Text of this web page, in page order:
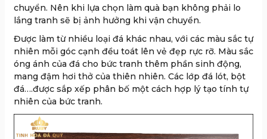
chuyển. Nên khi lựa chọn làm quà bạn không phải lo
lắng tranh sẽ bị ảnh hưởng khi vận chuyển.
Được làm từ nhiều loại đá khác nhau, với các màu sắc tự
nhiên mỗi góc cạnh đều toát lên vẻ đẹp rực rỡ. Màu sắc
óng ánh của đá cho bức tranh thêm phần sinh động,
mang đậm hơi thở của thiên nhiên. Các lớp đá lót, bột
đá….được sắp xếp phân bố một cách hợp lý tạo tính tự
nhiên của bức tranh.